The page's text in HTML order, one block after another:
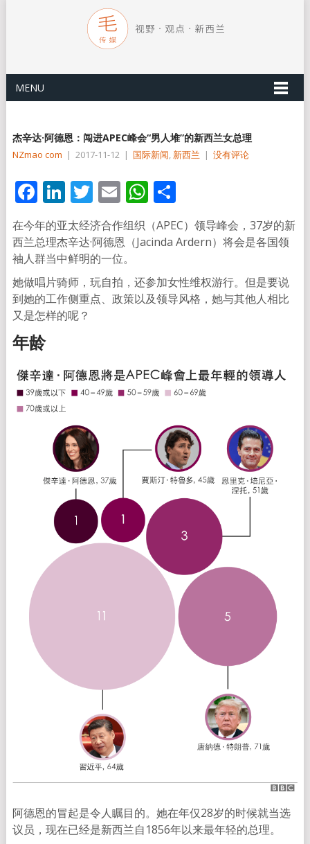
MENU
杰辛达·阿德恩：闯进APEC峰会“男人堆”的新西兰女总理
NZmao com | 2017-11-12 | 国际新闻, 新西兰 | 没有评论
Facebook
LinkedIn
Twitter
EmailWhatsApp
分
享
在今年的亚太经济合作组织（APEC）领导峰会，37岁的新
西兰总理杰辛达·阿德恩（Jacinda Ardern）将会是各国领
袖人群当中鲜明的一位。
她做唱片骑师，玩自拍，还参加女性维权游行。但是要说
到她的工作侧重点、政策以及领导风格，她与其他人相比
又是怎样的呢？
年龄
阿德恩的冒起是令人瞩目的。她在年仅28岁的时候就当选
议员，现在已经是新西兰自1856年以来最年轻的总理。